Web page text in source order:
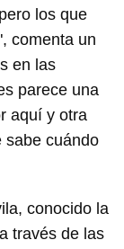
los que
comenta un
en las
parece una
aquí y otra
sabe cuándo
conocido la
través de las